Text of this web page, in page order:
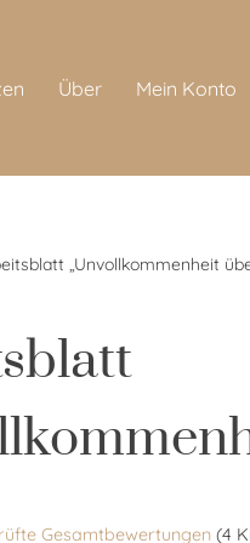
Über Mein Konto
„Unvollkommenheit
Gesamtbewertungen (4